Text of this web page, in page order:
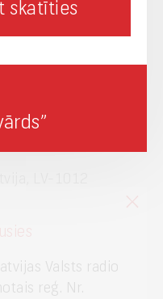
Valsts radio
reģ. Nr.